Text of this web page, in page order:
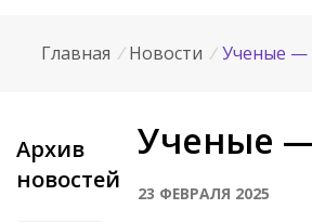
Главная / Новости / Ученые —
Архив
новостей
Ученые
23 ФЕВРАЛЯ 2025